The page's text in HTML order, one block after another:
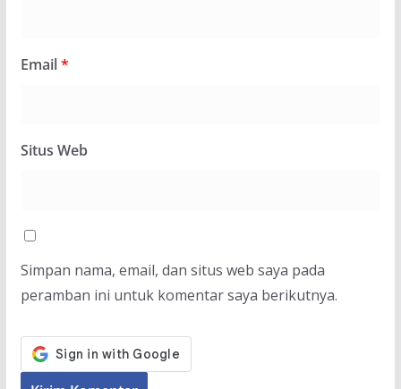
Email*
Situs Web
Simpan nama, email, dan situs web saya pada
peramban ini untuk komentar saya berikutnya.